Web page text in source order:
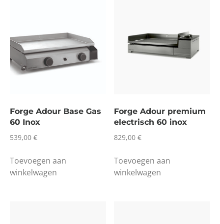
Forge Adour Base Gas
60 Inox
539,00 €
Toevoegen aan
winkelwagen
Forge Adour premium
electrisch 60 inox
829,00€
Toevoegen aan
winkelwagen